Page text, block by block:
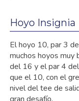
Hoyo Insignia
El hoyo 10, par 3
muchos hoyos muy
del 16 y el par 4
que el 10, con el
nivel del tee de